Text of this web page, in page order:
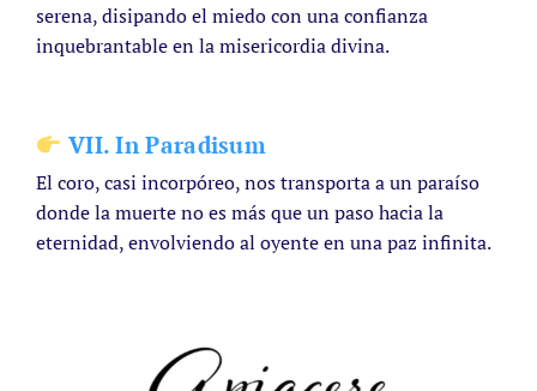
serena, disipando el miedo con una confianza
inquebrantable en la misericordia divina.
VII. In Paradisum
El coro, casi incorpóreo, nos transporta a un paraíso
donde la muerte no es más que un paso hacia la
eternidad, envolviendo al oyente en una paz infinita.